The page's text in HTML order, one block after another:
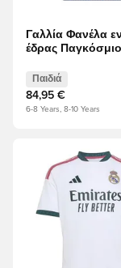
Γαλλία Φανέλα
έδρας Παγκόσμιο
Παιδιά
84,95 €
6-8 Years, 8-10 Years
Ανοίγει ένα